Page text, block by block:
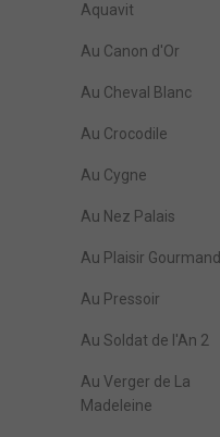
Aquavit
Au Canon d'Or
Au Cheval Blanc
Au Crocodile
Au Cygne
Au Nez Palais
Au Plaisir Gourmand
Au Pressoir
Au Soldat de l'An 2
Au Verger de La
Madeleine